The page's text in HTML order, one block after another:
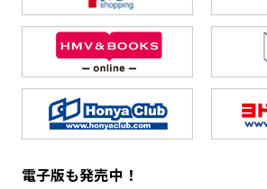
電子版も発売中！